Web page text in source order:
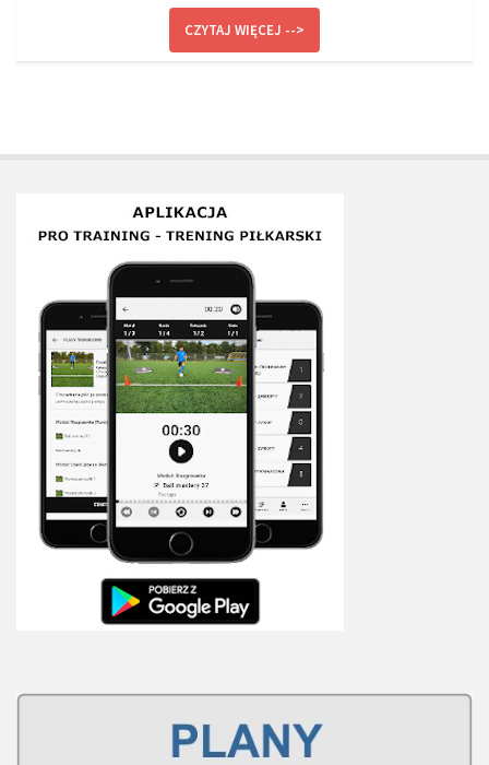
Plan treningowy szybkość i dynamika
Program przygotowania fizycznego
Plany treningowe
Aplikacja Pro Training
Sprzęt treningowy
Kontakt
O nas
Od autorów
Kontakt
CZYTAJ WIĘCEJ -->